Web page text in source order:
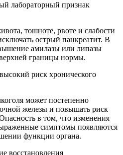
лабораторный признак
тошноте, рвоте и слабости
острый панкреатит. В
амилазы или липазы
границы нормы.
риск хронического
может постепенно
железы и повышать риск
в том, что изменения
симптомы появляются
функции органа.
восстановления